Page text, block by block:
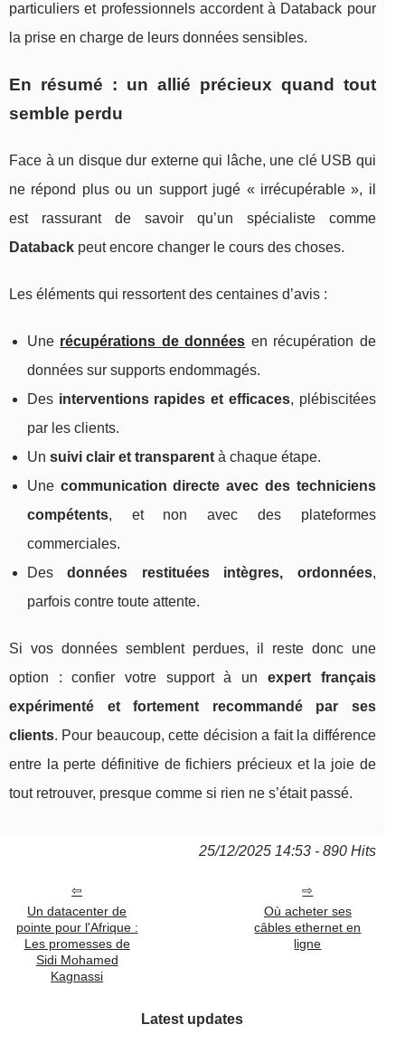
particuliers et professionnels accordent à Databack pour
la prise en charge de leurs données sensibles.
En résumé : un allié précieux quand tout
semble perdu
Face à un disque dur externe qui lâche, une clé USB qui
ne répond plus ou un support jugé « irrécupérable », il
est rassurant de savoir qu’un spécialiste comme
Databack peut encore changer le cours des choses.
Les éléments qui ressortent des centaines d’avis :
Une récupérations de données en récupération de
données sur supports endommagés.
Des interventions rapides et efficaces, plébiscitées
par les clients.
Un suivi clair et transparent à chaque étape.
Une communication directe avec des techniciens
compétents, et non avec des plateformes
commerciales.
Desdonnées restituées intègres, ordonnées,
parfois contre toute attente.
Si vos données semblent perdues, il reste donc une
option : confier votre support à un expert français
expérimenté et fortement recommandé par ses
clients. Pour beaucoup, cette décision a fait la différence
entre la perte définitive de fichiers précieux et la joie de
tout retrouver, presque comme si rien ne s’était passé.
25/12/2025 14:53 - 890 Hits
Un datacenter de
pointe pour l'Afrique :
Les promesses de
Sidi Mohamed
Kagnassi
Où acheter ses
câbles ethernet en
ligne
Latest updates